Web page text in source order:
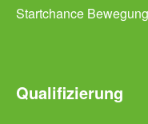
Startchance Bewegung
Qualifizierung